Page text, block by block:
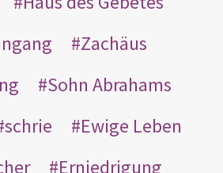
Zachäus
Sohn Abrahams
schrie
Ewige Leben
Erniedrigung